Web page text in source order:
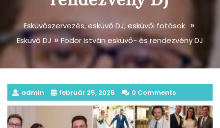
Esküvőszervezés, esküvő DJ, esküvői fotósok»
Esküvő DJ » Fodor István esküvő- és rendezvény DJ
admin február 25, 2025 0 Comments